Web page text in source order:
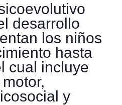
desarrollo
los niños
hasta
cual incluye
y